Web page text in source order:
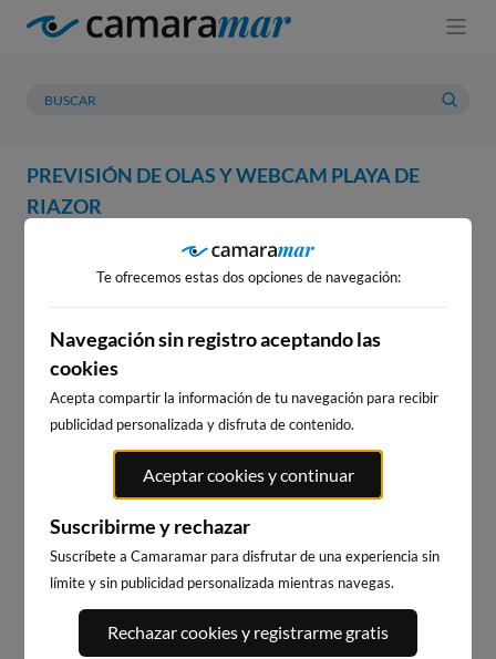
PREVISIÓN DE OLAS Y WEBCAM PLAYA DE
RIAZOR
PREVISIÓN METEOROLOGÍA
WEBCAM PLAYA DE RIAZOR
WEBCAMS CERCANAS
PLAYA DEL MATADERO
1km · A Coruña
0.0 m
Te ofrecemos estas dos opciones de navegación:
Navegación sin registro aceptando las
cookies
Acepta compartir la información de tu navegación para recibir
publicidad personalizada y disfruta de contenido.
Aceptar cookies y continuar
Suscribirme y rechazar
Suscríbete a Camaramar para disfrutar de una experiencia sin
límite y sin publicidad personalizada mientras navegas.
Rechazar cookies y registrarme gratis